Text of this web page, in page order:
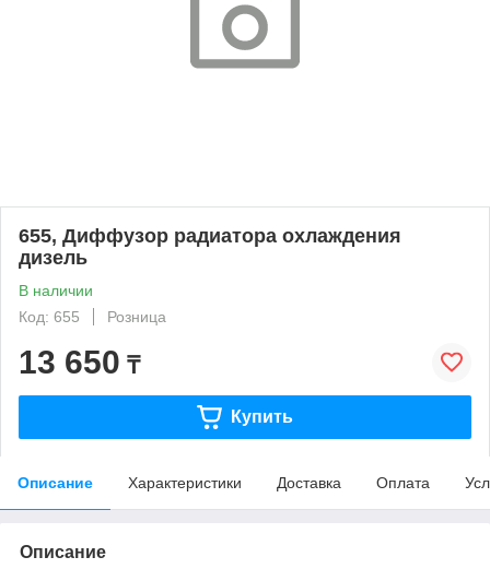
655, Диффузор радиатора охлаждения
дизель
В наличии
Код: 655
Розница
13 650 ₸
Купить
Описание Характеристики Доставка Оплата
Описание